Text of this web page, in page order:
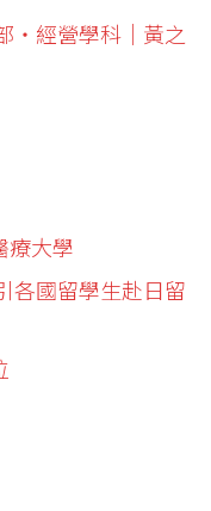
・經營學科│黃之
大學
各國留學生赴日留